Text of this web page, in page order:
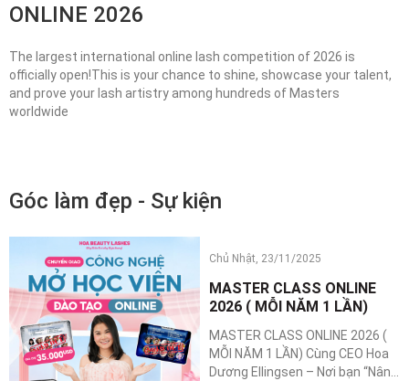
ONLINE 2026
The largest international online lash competition of 2026 is
officially open!This is your chance to shine, showcase your talent,
and prove your lash artistry among hundreds of Masters
worldwide
Góc làm đẹp - Sự kiện